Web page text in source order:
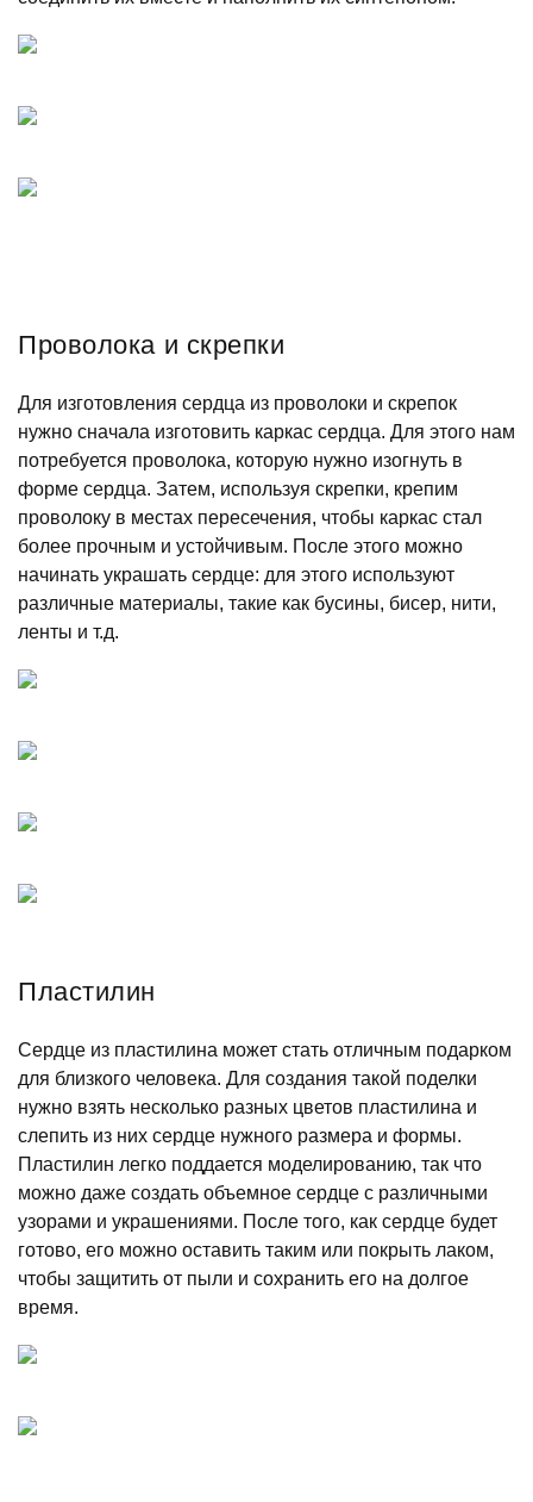
Проволока и скрепки
Для изготовления сердца из проволоки и скрепок
нужно сначала изготовить каркас сердца. Для этого нам
потребуется проволока, которую нужно изогнуть в
форме сердца. Затем, используя скрепки, крепим
проволоку в местах пересечения, чтобы каркас стал
более прочным и устойчивым. После этого можно
начинать украшать сердце: для этого используют
различные материалы, такие как бусины, бисер, нити,
ленты и т.д.
Пластилин
Сердце из пластилина может стать отличным подарком
для близкого человека. Для создания такой поделки
нужно взять несколько разных цветов пластилина и
слепить из них сердце нужного размера и формы.
Пластилин легко поддается моделированию, так что
можно даже создать объемное сердце с различными
узорами и украшениями. После того, как сердце будет
готово, его можно оставить таким или покрыть лаком,
чтобы защитить от пыли и сохранить его на долгое
время.